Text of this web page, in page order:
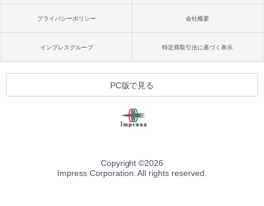
プライバシーポリシー 会社概要
インプレスグループ 特定商取引法に基づく表示
PC版で見る
Copyright ©2026
Impress Corporation. All rights reserved.